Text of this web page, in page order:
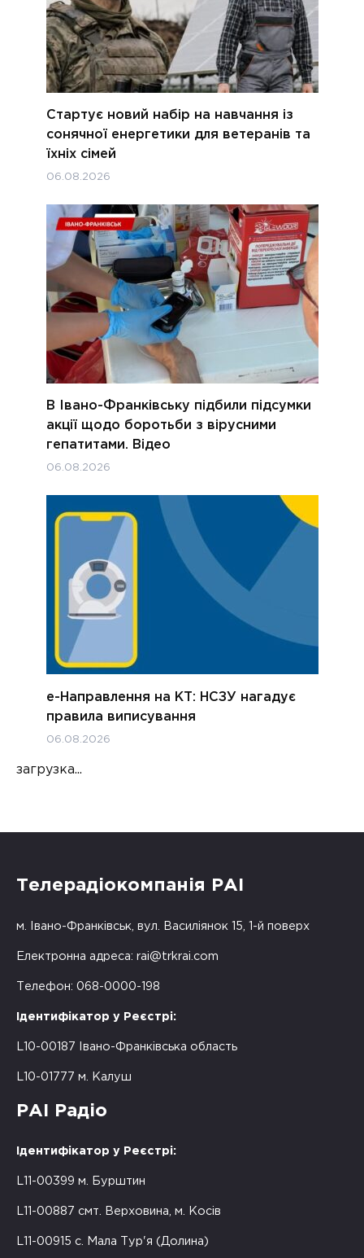
Стартує новий набір на навчання із
сонячної енергетики для ветеранів та
їхніх сімей
06.08.2026
В Івано-Франківську підбили підсумки
акції щодо боротьби з вірусними
гепатитами. Відео
06.08.2026
е-Направлення на КТ: НСЗУ нагадує
правила виписування
06.08.2026
загрузка...
Телерадіокомпанія РАІ
м. Івано-Франківськ, вул. Василіянок 15, 1-й поверх
Електронна адреса: rai@trkrai.com
Телефон: 068-0000-198
Ідентифікатор у Реєстрі:
L10-00187 Івано-Франківська область
L10-01777 м. Калуш
РАІ Радіо
Ідентифікатор у Реєстрі:
L11-00399 м. Бурштин
L11-00887 смт. Верховина, м. Косів
L11-00915 с. Мала Тур'я (Долина)